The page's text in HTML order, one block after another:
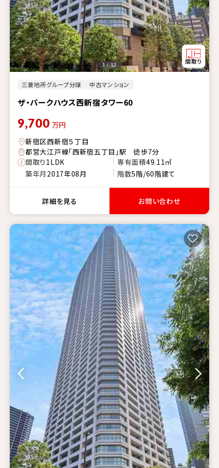
三菱地所グループ分譲 中古マンション
ザ・パークハウス西新宿タワー60
1 / 12
9,700 万円
新宿区西新宿５丁目
都営大江戸線「西新宿五丁目」駅 徒歩7分
間取り1LDK 専有面積49.11㎡
築年月 2017年08月 階数5階/60階建て
詳細を見る お問い合わせ